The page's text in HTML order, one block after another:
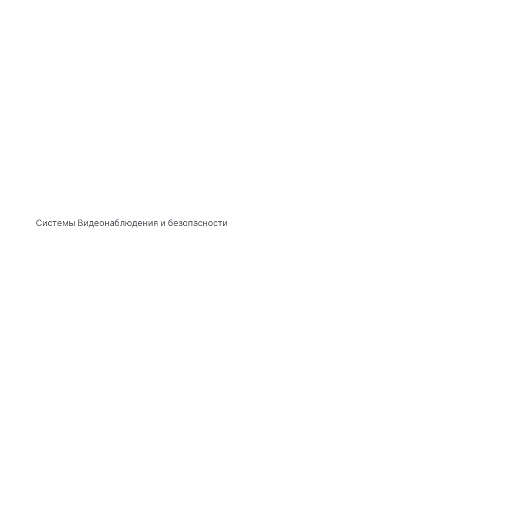
Системы Видеонаблюдения и безопасности